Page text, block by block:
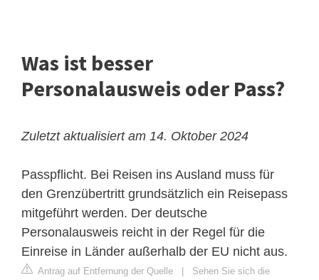
Was ist besser
Personalausweis oder Pass?
Zuletzt aktualisiert am 14. Oktober 2024
Passpflicht. Bei Reisen ins Ausland muss für
den Grenzübertritt grundsätzlich ein Reisepass
mitgeführt werden. Der deutsche
Personalausweis reicht in der Regel für die
Einreise in Länder außerhalb der EU nicht aus.
Antrag auf Entfernung der Quelle
Sehen Sie sich die